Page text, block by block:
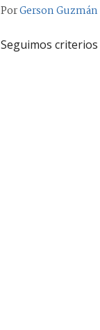
PorGerson Guzmán
Seguimos criterios